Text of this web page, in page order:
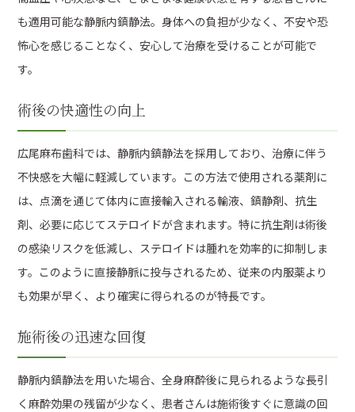
も適用可能な静脈内鎮静法。身体への負担が少なく、不安や恐
怖心を感じることなく、安心して治療を受けることが可能で
す。
術後の快適性の向上
広尾麻布歯科では、静脈内鎮静法を採用しており、治療に伴う
不快感を大幅に軽減しています。この方法で使用される薬剤に
は、点滴を通じて体内に直接輸入される輸液、鎮静剤、抗生
剤、必要に応じてステロイドが含まれます。特に抗生剤は術後
の感染リスクを低減し、ステロイドは腫れを効率的に抑制しま
す。このように直接静脈に投与されるため、従来の内服薬より
も効果が早く、より確実に得られるのが特長です。
施術後の迅速な回復
静脈内鎮静法を用いた場合、全身麻酔後に見られるような長引
く麻酔効果の残留が少なく、患者さんは施術後すぐに意識の回